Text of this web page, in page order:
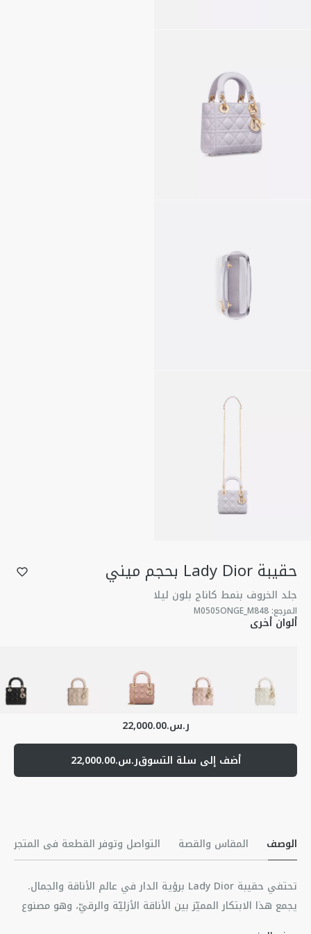
حقيبة Lady Dior بحجم ميني
جلد الخروف بنمط كاناج بلون ليلا
المرجع:
M0505ONGE_M848
ألوان أخرى
ر.س.22,000.00
أضف إلى سلة التسوقر.س.22,000.00
الوصف المقاس والقصة التواصل وتوفر القطعة في المتجر
تحتفي حقيبة Lady Dior برؤية الدار في عالم الأناقة والجمال.
يجمع هذا الابتكار المميّز بين الأناقة الأزليّة والرقيّ، وهو مصنوع